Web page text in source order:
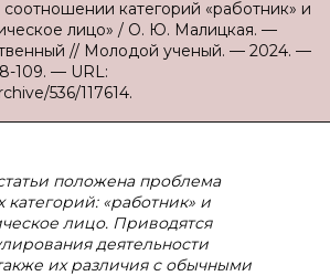
категорий «работник» и
лицо» / О. Ю. Малицкая. —
// Молодой ученый. — 2024. —
109. — URL:
536/117614.
положена проблема
«работник» и
лицо. Приводятся
деятельности
их различия с обычными